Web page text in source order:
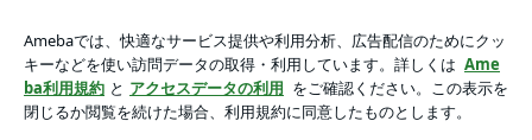
店 中内塗装アプリをダウンロードして ブログの更新通知
を受け取りまし
ょう。
開く